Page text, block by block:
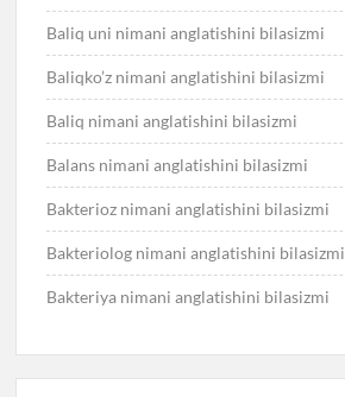
Baliq uni nimani anglatishini bilasizmi
Baliqko’z nimani anglatishini bilasizmi
Baliq nimani anglatishini bilasizmi
Balans nimani anglatishini bilasizmi
Bakterioz nimani anglatishini bilasizmi
Bakteriolog nimani anglatishini bilasizmi
Bakteriya nimani anglatishini bilasizmi